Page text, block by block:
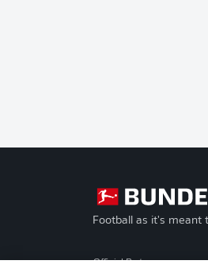
Football as it's meant
Official Partners